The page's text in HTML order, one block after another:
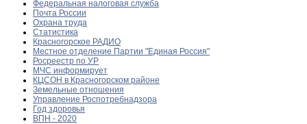
Федеральная налоговая служба
Почта России
Охрана труда
Статистика
Красногорское РАДИО
Местное отделение Партии "Единая Россия"
Росреестр по УР
МЧС информирует
КЦСОН в Красногорском районе
Земельные отношения
Управление Роспотребнадзора
Год здоровья
ВПН - 2020